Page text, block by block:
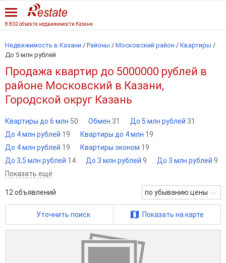
8 802 объекта недвижимости Казани
Недвижимость в Казани / Районы / Московский район / Квартиры /
До 5 млн рублей
Продажа квартир до 5000000 рублей в
районе Московский в Казани,
Городской округ Казань
Квартиры до 6 млн 50 Обмен 31 До 5 млн рублей 31
До 4 млн рублей 19 Квартиры до 4 млн 19
До 4 млн рублей 19 Квартиры эконом 19
До 3,5 млн рублей 14 До 3 млн рублей 9 До 3 млн рублей 9
Показать ещё
12 объявлений по убыванию цены
Уточнить поиск Показать на карте